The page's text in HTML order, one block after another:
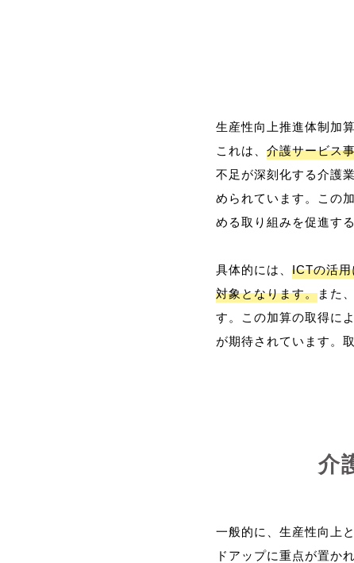
生産性向上推進体制加
これは、 介護サービス
不足が深刻化する介護
められています。この
める取り組みを促進す
具体的には、 ICTの活
対象となります。また
す。この加算の取得に
介
一般的に、生産性向上
ドアップに重点が置か